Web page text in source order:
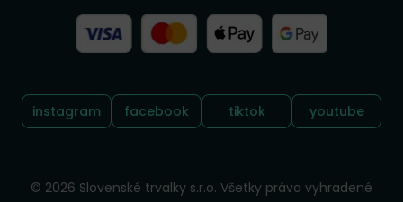
Sledujte nás:
instagram facebook tiktok youtube
© 2026 Slovenské trvalky s.r.o. Všetky práva vyhradené